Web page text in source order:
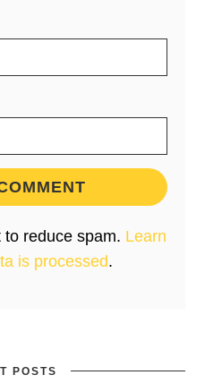
reduce spam. Learn
is processed.
POSTS